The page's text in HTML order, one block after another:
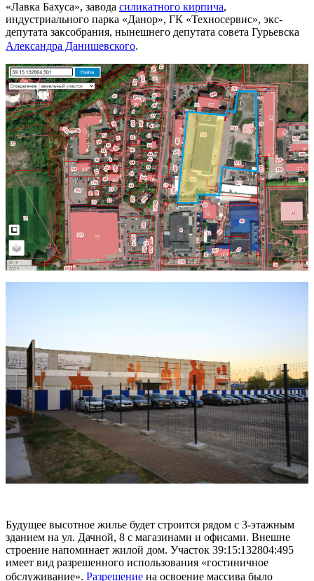
«Лавка Бахуса», завода силикатного кирпича,
индустриального парка «Данор», ГК «Техносервис», экс-
депутата заксобрания, нынешнего депутата совета Гурьевска
Александра Данишевского.
Будущее высотное жилье будет строится рядом с 3-этажным
зданием на ул. Дачной, 8 с магазинами и офисами. Внешне
строение напоминает жилой дом. Участок 39:15:132804:495
имеет вид разрешенного использования «гостиничное
обслуживание». Разрешение на освоение массива было